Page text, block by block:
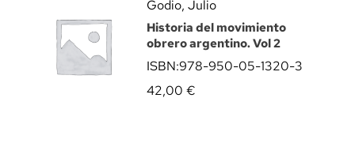
Godio, Julio
Historia del movimiento
obrero argentino. Vol 2
ISBN:978-950-05-1320-3
42,00 €